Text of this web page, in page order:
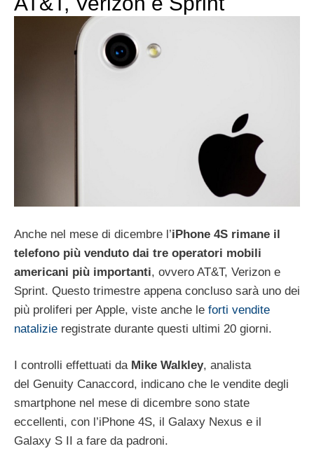
Anche nel mese di dicembre l’iPhone 4S rimane il
telefono più venduto dai tre operatori mobili
americani più importanti, ovvero AT&T, Verizon e
Sprint. Questo trimestre appena concluso sarà uno dei
più proliferi per Apple, viste anche le forti vendite
natalizie registrate durante questi ultimi 20 giorni.
I controlli effettuati da Mike Walkley, analista
del Genuity Canaccord, indicano che le vendite degli
smartphone nel mese di dicembre sono state
eccellenti, con l’iPhone 4S, il Galaxy Nexus e il
Galaxy S II a fare da padroni.